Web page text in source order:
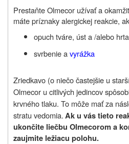
Prestaňte Olmecor užívať a
máte príznaky alergickej reakcie,
opuch tváre, úst a /alebo
svrbenie avyrážka
Zriedkavo (o niečo častejšie u
Olmecor u citlivých jedincov
krvného tlaku. To môže mať za
stratu vedomia.Ak u vás tieto
ukončite liečbu Olmecorom a
zaujmite ležiacu polohu.